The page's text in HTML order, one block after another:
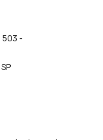
503 -